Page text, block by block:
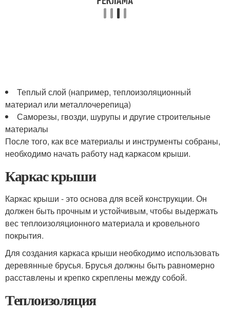
Теплый слой (например, теплоизоляционный
материал или металлочерепица)
Саморезы, гвозди, шурупы и другие строительные
материалы
После того, как все материалы и инструменты собраны,
необходимо начать работу над каркасом крыши.
Каркас крыши
Каркас крыши - это основа для всей конструкции. Он
должен быть прочным и устойчивым, чтобы выдержать
вес теплоизоляционного материала и кровельного
покрытия.
Для создания каркаса крыши необходимо использовать
деревянные брусья. Брусья должны быть равномерно
расставлены и крепко скреплены между собой.
Теплоизоляция